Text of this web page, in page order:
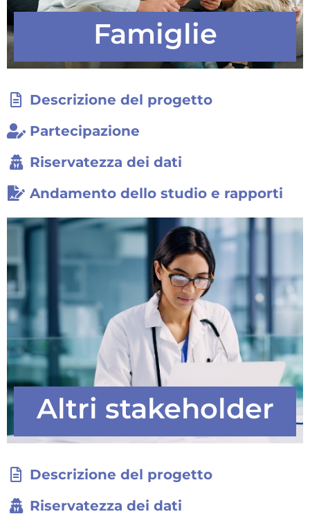
Famiglie
Descrizione del progetto
Partecipazione
Riservatezza dei dati
Andamento dello studio e rapporti
Altri stakeholder
Descrizione del progetto
Riservatezza dei dati